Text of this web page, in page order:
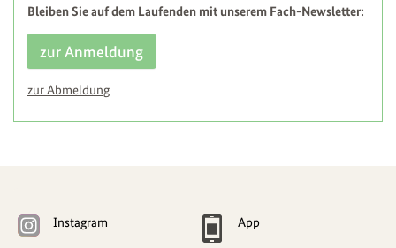
Bleiben Sie auf dem Laufenden mit unserem Fach-Newsletter:
zur Anmeldung
zur Abmeldung
Navigationsmöglichkeiten
Instagram App